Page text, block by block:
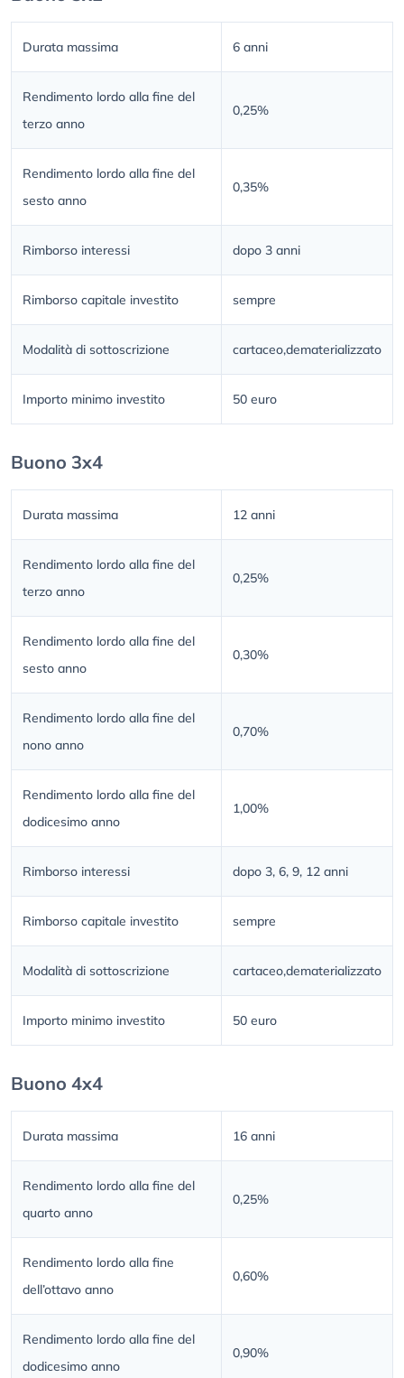
Durata massima 6 anni
Rendimento lordo alla fine del
terzo anno
0,25%
Rendimento lordo alla fine del
sesto anno
0,35%
Rimborso interessi dopo 3 anni
Rimborso capitale investito sempre
Modalità di sottoscrizione cartaceo,dematerializzato
Importo minimo investito 50 euro
Buono 3x4
Durata massima 12 anni
Rendimento lordo alla fine del
terzo anno
0,25%
Rendimento lordo alla fine del
sesto anno
0,30%
Rendimento lordo alla fine del
nono anno
0,70%
Rendimento lordo alla fine del
dodicesimo anno
1,00%
Rimborso interessi dopo 3, 6, 9, 12 anni
Rimborso capitale investito sempre
Modalità di sottoscrizione cartaceo,dematerializzato
Importo minimo investito 50 euro
Buono 4x4
Durata massima 16 anni
Rendimento lordo alla fine del
quarto anno
0,25%
Rendimento lordo alla fine
dell’ottavo anno
0,60%
Rendimento lordo alla fine del
dodicesimo anno
0,90%